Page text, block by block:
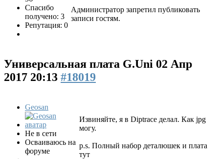
Спасибо
получено: 3
Репутация: 0
Администратор запретил публиковать
записи гостям.
Универсальная плата G.Uni 02 Апр
2017 20:13 #18019
Geosan
Не в сети
Осваиваюсь на
форуме
Извиняйте, я в Diptrace делал. Как jpg
могу.
p.s. Полный набор деталюшек и плата
тут